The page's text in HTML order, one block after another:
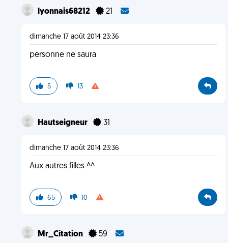
lyonnais68212 21
dimanche 17 août 2014 23:36
personne ne saura
5 13
Hautseigneur 31
dimanche 17 août 2014 23:36
Aux autres filles ^^
65 10
Mr_Citation 59